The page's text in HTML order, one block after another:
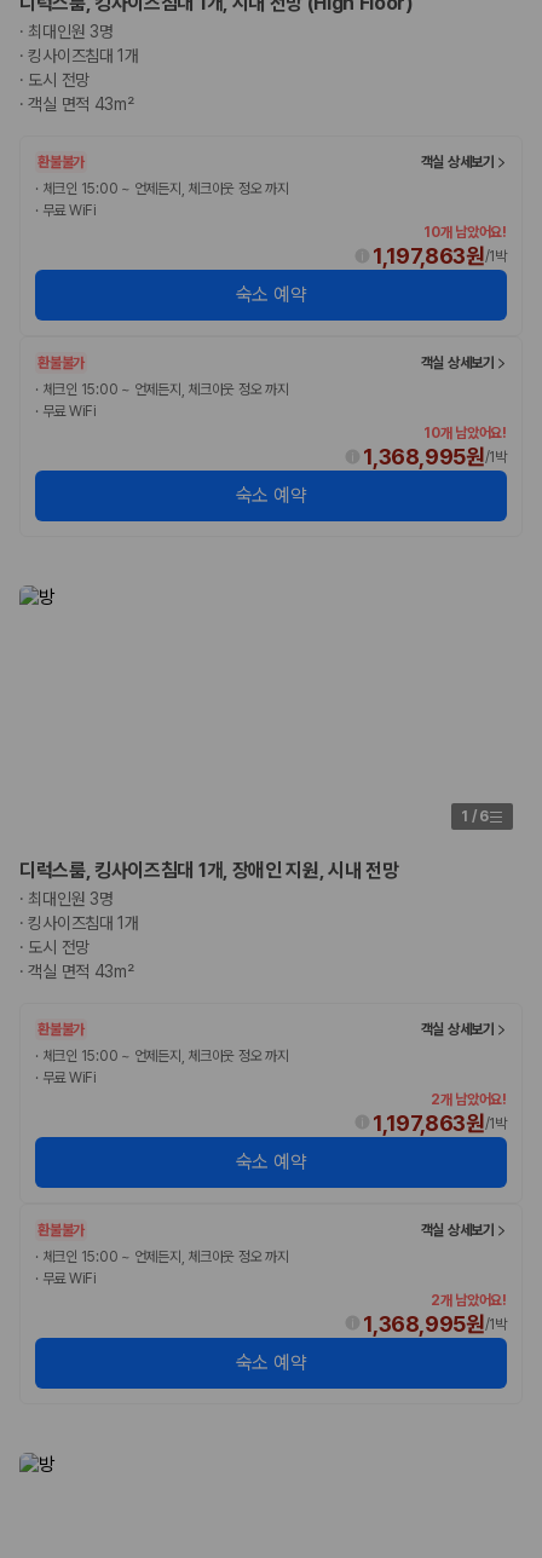
· 최대인원 3명
·킹사이즈침대 1개
· 도시 전망
·객실 면적 43m²
환불불가
객실 상세보기
· 체크인 15:00 ~ 언제든지, 체크아웃 정오 까지
· 무료 WiFi
10개 남았어요!
1,197,863원/1박
숙소 예약
환불불가
객실 상세보기
· 체크인 15:00 ~ 언제든지, 체크아웃 정오 까지
· 무료 WiFi
10개 남았어요!
1,368,995원/1박
숙소 예약
1 / 6
디럭스룸, 킹사이즈침대 1개, 장애인 지원, 시내 전망
· 최대인원 3명
·킹사이즈침대 1개
· 도시 전망
·객실 면적 43m²
환불불가
객실 상세보기
· 체크인 15:00 ~ 언제든지, 체크아웃 정오 까지
· 무료 WiFi
2개 남았어요!
1,197,863원/1박
숙소 예약
환불불가
객실 상세보기
· 체크인 15:00 ~ 언제든지, 체크아웃 정오 까지
· 무료 WiFi
2개 남았어요!
1,368,995원/1박
숙소 예약